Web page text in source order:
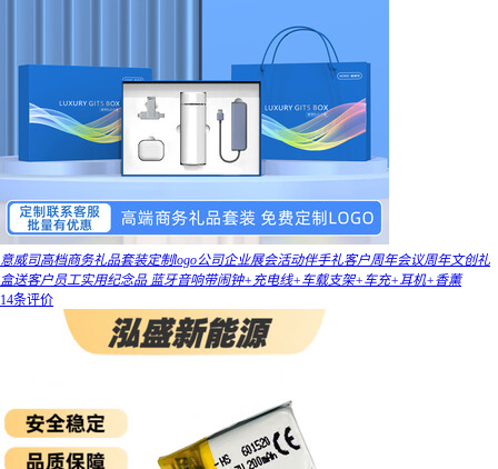
意威司高档商务礼品套装定制logo公司企业展会活动伴手礼客户周年会议周年文创礼
盒送客户员工实用纪念品 蓝牙音响带闹钟+充电线+车载支架+车充+耳机+香薰
14条评价